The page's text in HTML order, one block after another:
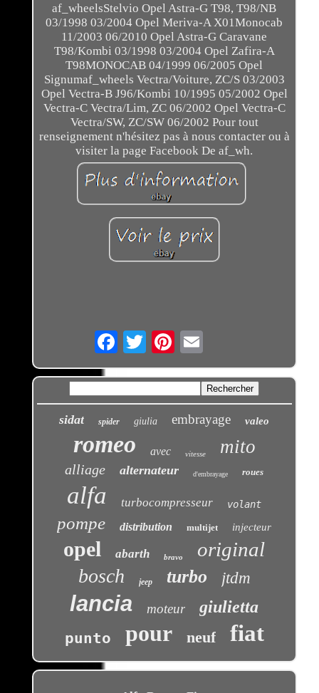
af_wheelsStelvio Opel Astra-G T98, T98/NB
03/1998 03/2004 Opel Meriva-A X01Monocab
11/2003 06/2010 Opel Astra-G Caravane
T98/Kombi 03/1998 03/2004 Opel Zafira-A
T98MONOCAB 04/1999 06/2005 Opel
Signumaf_wheels Vectra/Voiture, ZC/S 03/2003
Opel Vectra-B J96/Kombi 10/1995 05/2002 Opel
Vectra-C Vectra/Lim, ZC 06/2002 Opel Vectra-C
Vectra/SW, ZC/SW 06/2002 Pour tout
renseignement n'hésitez pas à nous contacter ou à
visiter la page Facebook De af_wh.
Email
sidat spider giulia embrayage valeo
romeo avec vitesse mito
alliage alternateur d'embrayage roues
alfa turbocompresseur volant
pompe distribution multijet injecteur
opel abarth bravo original
bosch jeep turbo jtdm
lancia moteur giulietta
punto pour neuf fiat